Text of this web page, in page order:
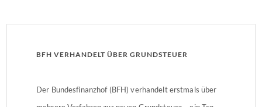
BFH VERHANDELT ÜBER GRUNDSTEUER
Der Bundesfinanzhof (BFH) verhandelt erstmals über